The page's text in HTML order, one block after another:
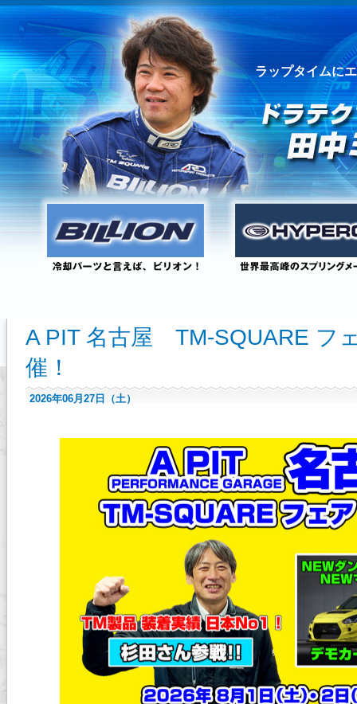
ラップタイムに
A PIT 名古屋 TM-SQUARE フ
催！
2026年06月27日（土）